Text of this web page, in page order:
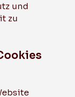
und
zu